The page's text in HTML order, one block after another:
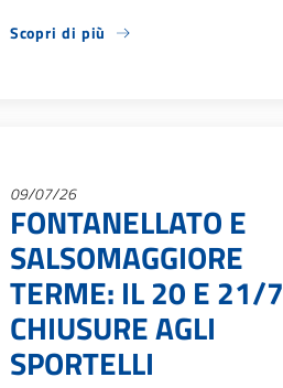
Scopri di più
09/07/26
FONTANELLATO E
SALSOMAGGIORE
TERME: IL 20 E 21/7
CHIUSURE AGLI
SPORTELLI